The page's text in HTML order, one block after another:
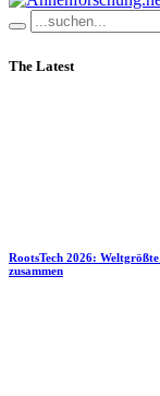
The Latest
RootsTech 2026:
zusammen